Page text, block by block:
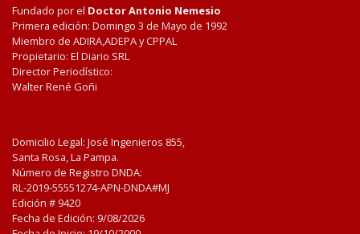
Fundado por el Doctor Antonio Nemesio
Primera edición: Domingo 3 de Mayo de 1992
Miembro de ADIRA,ADEPA y CPPAL
Propietario: El Diario SRL
Director Periodístico:
Walter René Goñi
Domicilio Legal: José Ingenieros 855,
Santa Rosa, La Pampa.
Número de Registro DNDA:
RL-2019-55551274-APN-DNDA#MJ
Edición # 9420
Fecha de Edición: 9/08/2026